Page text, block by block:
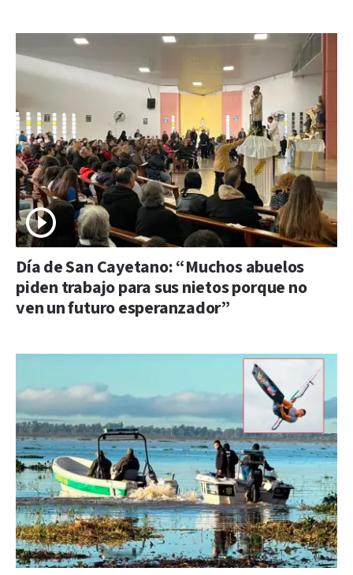
Día de San Cayetano: “Muchos abuelos
piden trabajo para sus nietos porque no
ven un futuro esperanzador”